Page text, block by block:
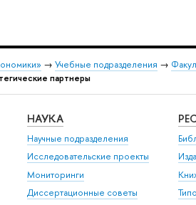
→ Учебные подразделения →
партнеры
НАУКА
Научные подразделения
Исследовательские проекты
Мониторинги
Диссертационные советы